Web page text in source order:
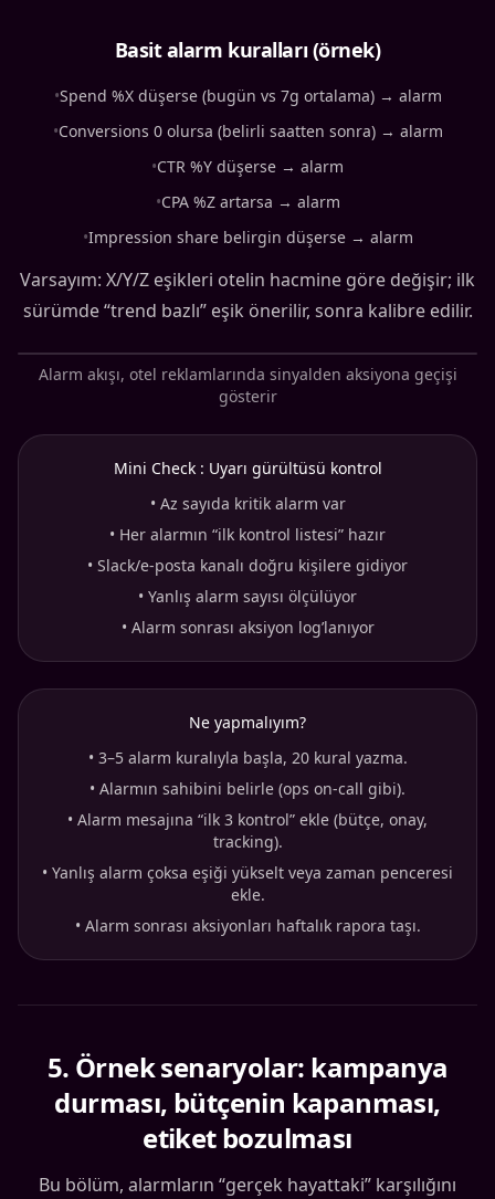
Basit alarm kuralları (örnek)
•Spend %X düşerse (bugün vs 7g ortalama) → alarm
•Conversions 0 olursa (belirli saatten sonra) → alarm
•CTR %Y düşerse → alarm
•CPA %Z artarsa → alarm
•Impression share belirgin düşerse → alarm
Varsayım: X/Y/Z eşikleri otelin hacmine göre değişir; ilk
sürümde “trend bazlı” eşik önerilir, sonra kalibre edilir.
Alarm akışı, otel reklamlarında sinyalden aksiyona geçişi
gösterir
Mini Check : Uyarı gürültüsü kontrol
• Az sayıda kritik alarm var
• Her alarmın “ilk kontrol listesi” hazır
• Slack/e-posta kanalı doğru kişilere gidiyor
• Yanlış alarm sayısı ölçülüyor
• Alarm sonrası aksiyon log’lanıyor
Ne yapmalıyım?
• 3–5 alarm kuralıyla başla, 20 kural yazma.
• Alarmın sahibini belirle (ops on-call gibi).
• Alarm mesajına “ilk 3 kontrol” ekle (bütçe, onay,
tracking).
• Yanlış alarm çoksa eşiği yükselt veya zaman penceresi
ekle.
• Alarm sonrası aksiyonları haftalık rapora taşı.
5. Örnek senaryolar: kampanya
durması, bütçenin kapanması,
etiket bozulması
Bu bölüm, alarmların “gerçek hayattaki” karşılığını